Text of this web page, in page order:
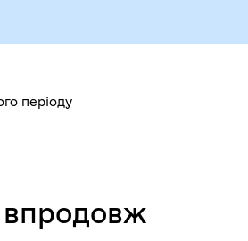
періоду
впродовж